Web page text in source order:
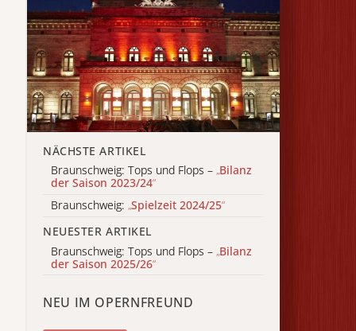
NÄCHSTE ARTIKEL
Braunschweig: Tops und Flops – „Bilanz
der Saison 2023/24“
Braunschweig: „Spielzeit 2024/25“
NEUESTER ARTIKEL
Braunschweig: Tops und Flops – „Bilanz
der Saison 2025/26“
NEU IM OPERNFREUND